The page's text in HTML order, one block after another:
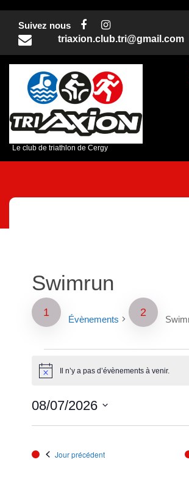
contentSuivez nous
triaxion.club.tri@gmail.com
Le club de triathlon de Cergy
Swimrun
Évènements
Évènements
for
août
7,
2026
Notice Il n’y a pas d’évènements à venir.
08/07/2026
Jour précédent